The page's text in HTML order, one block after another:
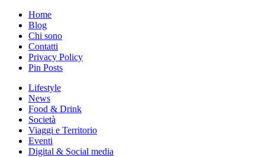
Skip
content
Home
Blog
Chi sono
Contatti
Privacy Policy
Pin Posts
Lifestyle
News
Food & Drink
Società
Viaggi e Territorio
Eventi
Digital & Social media